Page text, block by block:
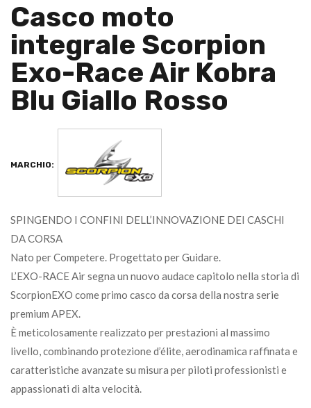
Casco moto
integrale Scorpion
Exo-Race Air Kobra
Blu Giallo Rosso
MARCHIO:
SPINGENDO I CONFINI DELL’INNOVAZIONE DEI CASCHI
DA CORSA
Nato per Competere. Progettato per Guidare.
L’EXO-RACE Air segna un nuovo audace capitolo nella storia di
ScorpionEXO come primo casco da corsa della nostra serie
premium APEX.
È meticolosamente realizzato per prestazioni al massimo
livello, combinando protezione d’élite, aerodinamica raffinata e
caratteristiche avanzate su misura per piloti professionisti e
appassionati di alta velocità.